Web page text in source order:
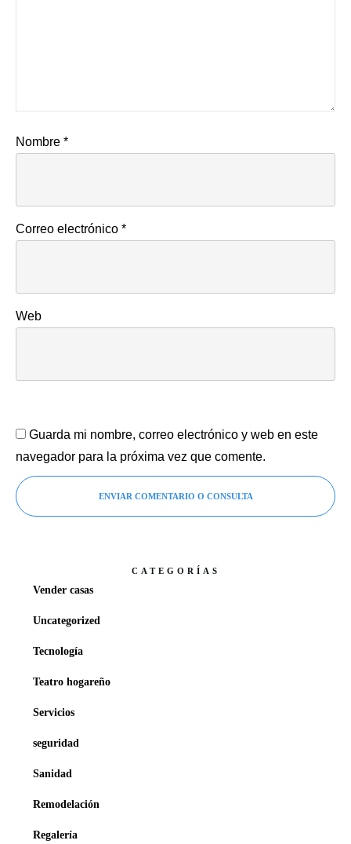
Nombre *
Correo electrónico *
Web
Guarda mi nombre, correo electrónico y web en este
navegador para la próxima vez que comente.
ENVIAR COMENTARIO O CONSULTA
CATEGORÍAS
Vender casas
Uncategorized
Tecnología
Teatro hogareño
Servicios
seguridad
Sanidad
Remodelación
Regalería